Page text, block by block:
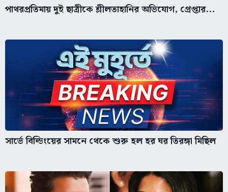
পাথরপ্রতিমায় দুই ছাত্রীকে শ্লীলতাহানির অভিযোগ, গ্রেপ্তার...
সার্ভে বিল্ডিংয়ের সামনে থেকে শুরু হল হর ঘর তিরঙ্গা মিছিল